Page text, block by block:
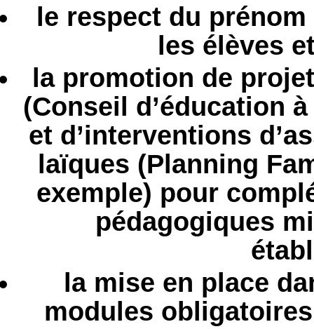
le respect du
les élèves
la promotion de
(Conseil d’éducation
et d’interventions
laïques (Planning
exemple) pour
pédagogiques
la mise en place
modules